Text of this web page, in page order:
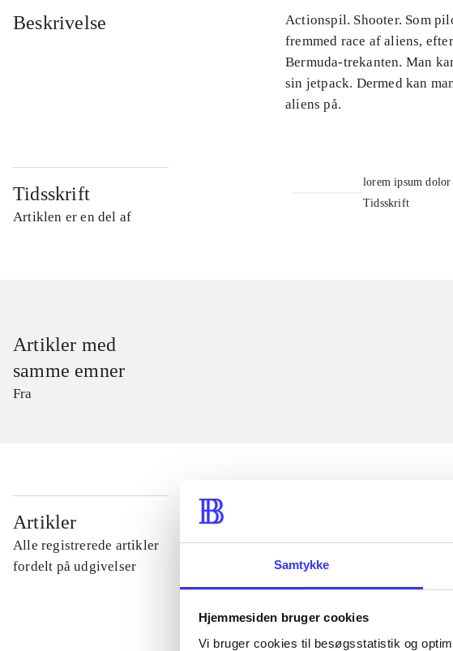
Samtykke
Hjemmesiden bruger cookies
Vi bruger cookies til besøgsstatistik og
Beskrivelse
Actionspil. Shooter. Som
fremmed race af aliens,
Bermuda-trekanten. Man
sin jetpack. Dermed kan
aliens på.
Tidsskrift
Artiklen er en del af
lorem ipsum
Tidsskrift
Artikler med
samme emner
Fra
Artikler
Alle registrerede artikler
fordelt på udgivelser
...
...